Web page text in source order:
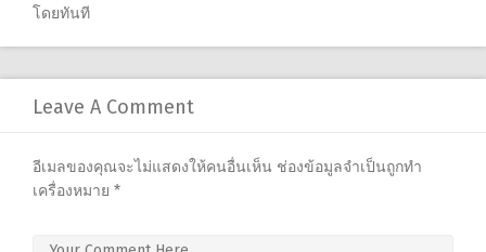
โดยทันที
Leave A Comment
อีเมลของคุณจะไม่แสดงให้คนอื่นเห็น ช่องข้อมูลจำเป็นถูกทำ
เครื่องหมาย *